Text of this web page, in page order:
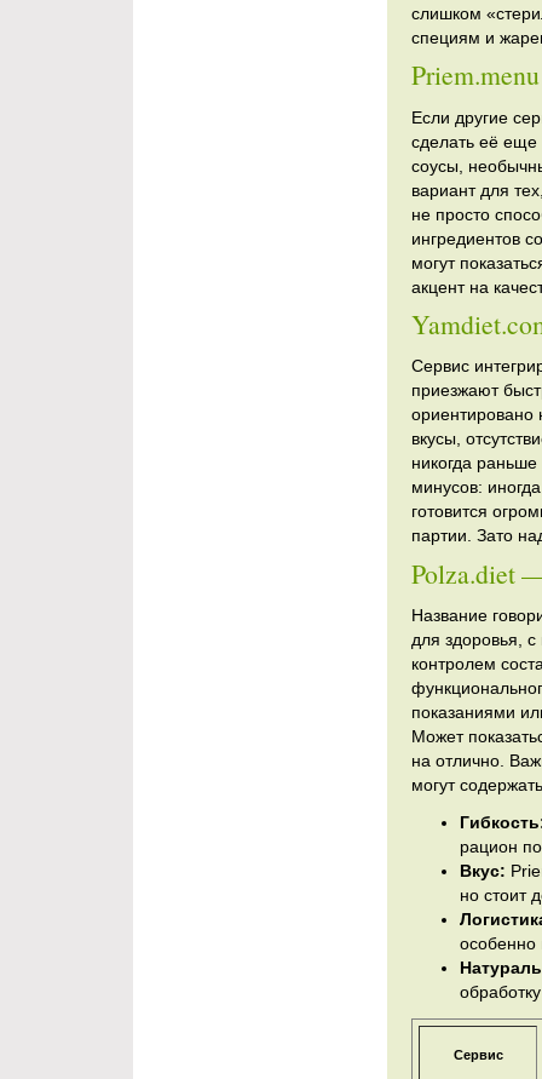
слишком
специям и
Если другие
сделать её еще
соусы,
вариант для
не просто
ингредиентов
могут
акцент на
Сервис
приезжают
ориентировано
вкусы,
никогда
минусов:
готовится
партии. Зато
Polza.diet
Название
для здоровья,
контролем
показаниями
Может
на отлично.
могут
рацион
Вкус:
но стоит
особенно
Сервис